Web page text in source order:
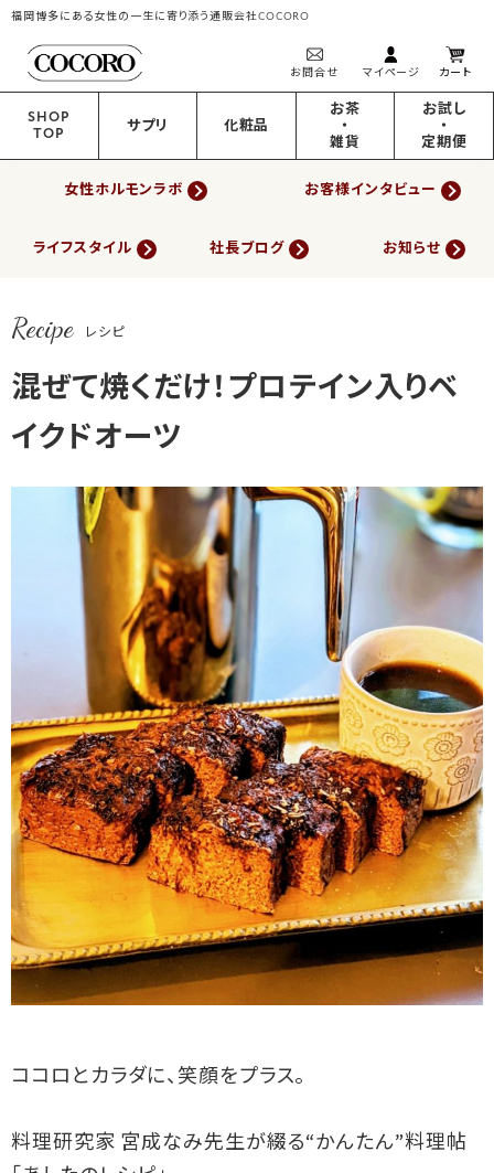
福岡博多にある女性の一生に寄り添う通販会社COCORO
お問合せ マイページ カート
SHOP
TOP
サプリ 化粧品
お茶
・
雑貨
お試し
・
定期便
女性ホルモンラボ お客様インタビュー
ライフスタイル 社長ブログ お知らせ
Recipe レシピ
混ぜて焼くだけ！プロテイン入りベ
イクドオーツ
ココロとカラダに、笑顔をプラス。
料理研究家 宮成なみ先生が綴る“かんたん”料理帖